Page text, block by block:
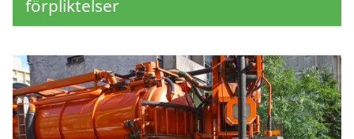
förpliktelser